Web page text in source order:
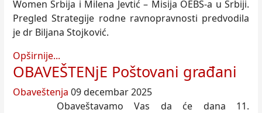
Women Srbija i Milena Jevtić – Misija OEBS-a u Srbiji.
Pregled Strategije rodne ravnopravnosti predvodila
je dr Biljana Stojković.
Opširnije...
OBAVEŠTENjE Poštovani građani
Obaveštenja 09 decembar 2025
Obaveštavamo Vas da će dana 11.